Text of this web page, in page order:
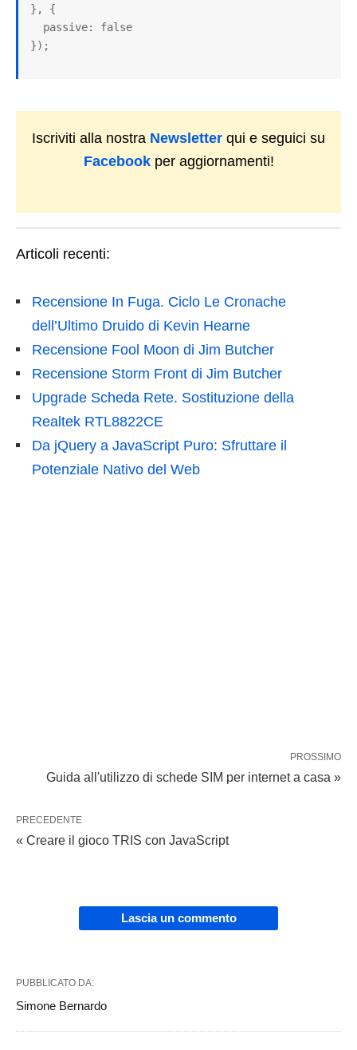
}, {
});
Iscriviti alla nostra Newsletter qui e seguici su
Facebookper aggiornamenti!
Articoli recenti:
Recensione In Fuga. Ciclo Le Cronache
dell’Ultimo Druido di Kevin Hearne
Recensione Fool Moon di Jim Butcher
Recensione Storm Front di Jim Butcher
Upgrade Scheda Rete. Sostituzione della
Realtek RTL8822CE
Da jQuery a JavaScript Puro: Sfruttare il
Potenziale Nativo del Web
PROSSIMO
Guida all'utilizzo di schede SIM per internet a casa »
PRECEDENTE
« Creare il gioco TRIS con JavaScript
Lascia un commento
PUBBLICATO DA:
Simone Bernardo